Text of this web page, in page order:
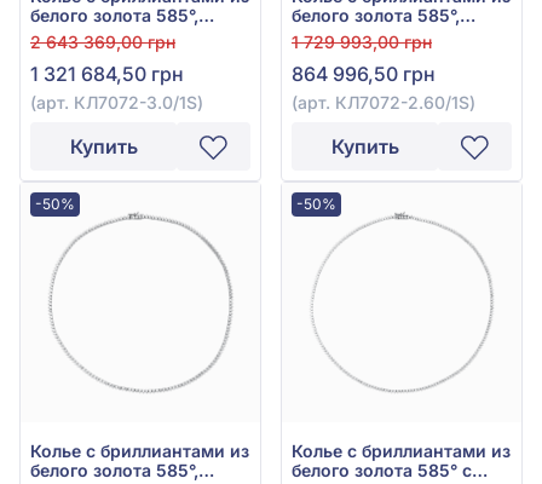
белого золота 585°,
бриллиант 14,37ct, арт.
КЛ7072-3.0/1S
2 643 369,00 грн
1 321 684,50 грн
(арт. КЛ7072-3.0/1S)
Купить
белого золота 585°,
Бриллиант 10,85ct, арт.
КЛ7072-2.60/1S
1 729 993,00 грн
864 996,50 грн
(арт. КЛ7072-2.60/1S)
Купить
-50%
Колье с бриллиантами из
белого золота 585°,
-50%
Колье с бриллиантами из
белого золота 585° с